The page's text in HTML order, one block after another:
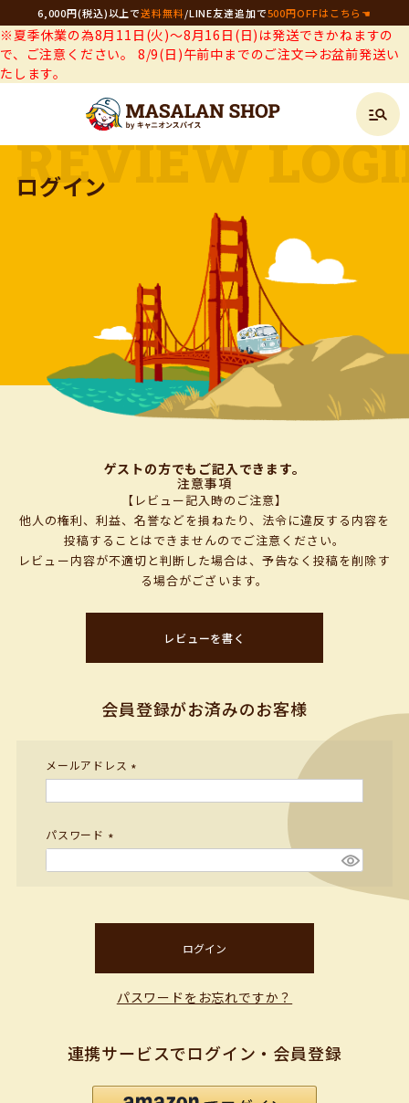
6,000円(税込)以上で送料無料/LINE友達追加で500円OFFはこちら☚
※夏季休業の為8月11日(火)～8月16日(日)は発送できかねますの
で、ご注意ください。 8/9(日)午前中までのご注文⇒お盆前発送い
たします。
ログイン
REVIEW
ログイン
ゲストの方でもご記入できます。
注意事項
【レビュー記入時のご注意】
他人の権利、利益、名誉などを損ねたり、法令に違反する内容を
投稿することはできませんのでご注意ください。
レビュー内容が不適切と判断した場合は、予告なく投稿を削除す
る場合がございます。
レビューを書く
会員登録がお済みのお客様
メールアドレス
須)
パスワード
須)
ログイン
パスワードをお忘れですか？
連携サービスでログイン・会員登録